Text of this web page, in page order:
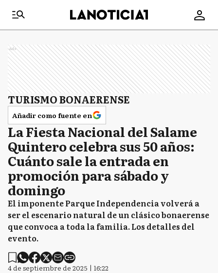
Ads
TURISMO BONAERENSE
Añadir como fuente en
La Fiesta Nacional del Salame
Quintero celebra sus 50 años:
Cuánto sale la entrada en
promoción para sábado y
domingo
El imponente Parque Independencia volverá a
ser el escenario natural de un clásico bonaerense
que convoca a toda la familia. Los detalles del
evento.
4 de septiembre de 2025 | 16:22